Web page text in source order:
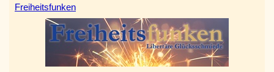
Freiheitsfunken